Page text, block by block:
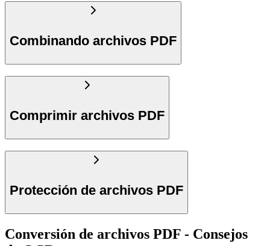
Combinando archivos PDF
Comprimir archivos PDF
Protección de archivos PDF
Conversión de archivos PDF - Consejos